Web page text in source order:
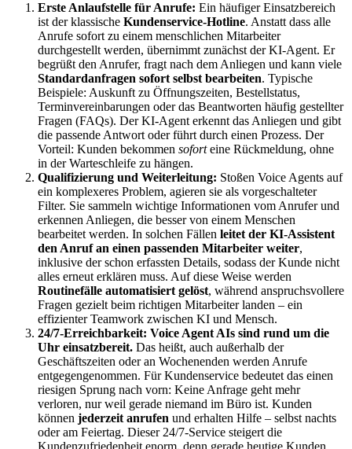
Erste Anlaufstelle für Anrufe: Ein häufiger Einsatzbereich
ist der klassische Kundenservice-Hotline. Anstatt dass alle
Anrufe sofort zu einem menschlichen Mitarbeiter
durchgestellt werden, übernimmt zunächst der KI-Agent. Er
begrüßt den Anrufer, fragt nach dem Anliegen und kann viele
Standardanfragen sofort selbst bearbeiten. Typische
Beispiele: Auskunft zu Öffnungszeiten, Bestellstatus,
Terminvereinbarungen oder das Beantworten häufig gestellter
Fragen (FAQs). Der KI-Agent erkennt das Anliegen und gibt
die passende Antwort oder führt durch einen Prozess. Der
Vorteil: Kunden bekommen soforteine Rückmeldung, ohne
in der Warteschleife zu hängen.
Qualifizierung und Weiterleitung: Stoßen Voice Agents auf
ein komplexeres Problem, agieren sie als vorgeschalteter
Filter. Sie sammeln wichtige Informationen vom Anrufer und
erkennen Anliegen, die besser von einem Menschen
bearbeitet werden. In solchen Fällen leitet der KI-Assistent
den Anruf an einen passenden Mitarbeiter weiter,
inklusive der schon erfassten Details, sodass der Kunde nicht
alles erneut erklären muss. Auf diese Weise werden
Routinefälle automatisiert gelöst, während anspruchsvollere
Fragen gezielt beim richtigen Mitarbeiter landen – ein
effizienter Teamwork zwischen KI und Mensch.
24/7-Erreichbarkeit: Voice Agent AIs sind rund um die
Uhr einsatzbereit. Das heißt, auch außerhalb der
Geschäftszeiten oder an Wochenenden werden Anrufe
entgegengenommen. Für Kundenservice bedeutet das einen
riesigen Sprung nach vorn: Keine Anfrage geht mehr
verloren, nur weil gerade niemand im Büro ist. Kunden
können jederzeit anrufen und erhalten Hilfe – selbst nachts
oder am Feiertag. Dieser 24/7-Service steigert die
Kundenzufriedenheit enorm, denn gerade heutige Kunden